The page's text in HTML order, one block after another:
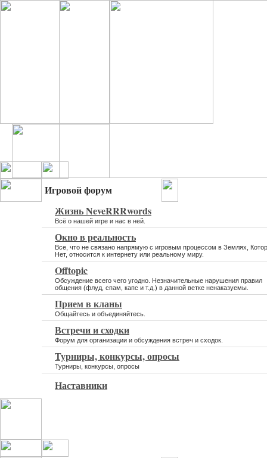
Игровой форум
Жизнь NeveRRRwords
Всё о нашей игре и нас в ней.
Окно в реальность
Все, что не связано напрямую с игровым процессом в Землях,
Нет, относится к интернету или реальному миру.
Offtopic
Обсуждение всего чего угодно. Незначительные нарушения правил
общения (флуд, спам, капс и т.д.) в данной ветке ненаказуемы.
Прием в кланы
Общайтесь и объединяйтесь.
Встречи и сходки
Форум для организации и обсуждения встреч и сходок.
Турниры, конкурсы, опросы
Турниры, конкурсы, опросы
Наставники